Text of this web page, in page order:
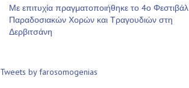
Με επιτυχία πραγματοποιήθηκε το 4ο Φεστιβάλ
Παραδοσιακών Χορών και Τραγουδιών στη
Δερβιτσάνη
Tweets by farosomogenias